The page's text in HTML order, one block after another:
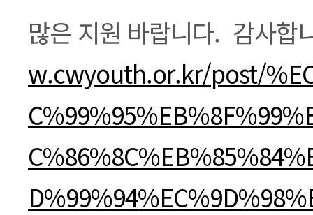
본문
많은 지원 바랍니다. 감사합
w.cwyouth.or.kr/post/